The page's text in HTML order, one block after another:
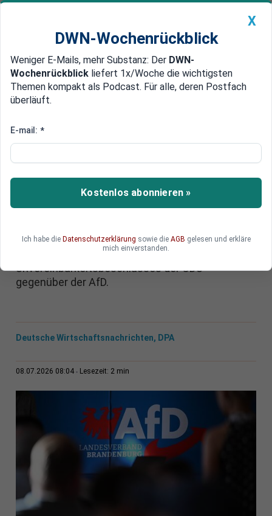
Newsticker MEIN DWN: Geldanlage Premium
Edelmetalle DWN-Magazin China
AfD-Brandmauer: Ostdeutscher
der Abgrenzung
Ein Antrag der Brandenburger Mittelstandsunion
sorgt innerhalb der CDU für Diskussionen:
der politischen Brandmauer und eine
grundlegende Überarbeitung des
Unvereinbarkeitsbeschlusses der CDU
gegenüber der AfD.
Deutsche Wirtschaftsnachrichten, DPA
08.07.2026 08:04 Lesezeit: 2 min
X
DWN-Wochenrückblick
Weniger E-Mails, mehr Substanz: Der DWN-
Wochenrückblick liefert 1x/Woche die wichtigsten
Themen kompakt als Podcast. Für alle, deren Postfach
überläuft.
E-mail: *
Kostenlos abonnieren »
Ich habe die Datenschutzerklärung sowie die AGB gelesen und erkläre
mich einverstanden.